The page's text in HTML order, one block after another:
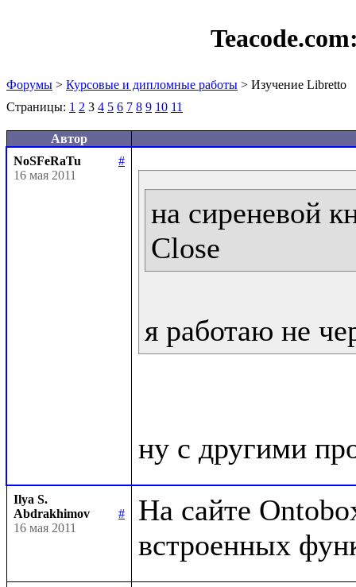
Форумы > Курсовые и дипломные работы > Изучение Libretto
Страницы: 1 2 3 4 5 6 7 8 9 10 11
Автор
NoSFeRaTu
#
16 мая 2011
на сиреневой
Close
я работаю не
Ilya S.
Abdrakhimov
#
16 мая 2011
На сайте